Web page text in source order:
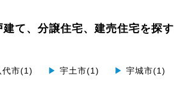
建て、分譲住宅、建売住宅を探す
代市(1) ▶ 宇土市(1) ▶ 宇城市(1)